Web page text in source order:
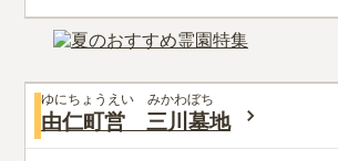
ゆにちょうえい みかわぼち
由仁町営 三川墓地